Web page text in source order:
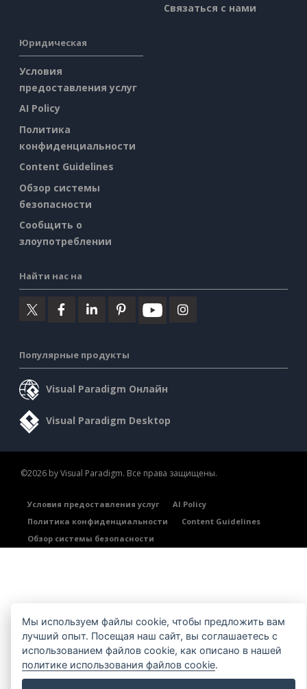
Связаться с нами
Юридическая
Условия
предоставления услуг
AI Policy
Политика
конфиденциальности
Content Guidelines
Обзор системы
безопасности
Сообщить о
злоупотреблении
Найти нас на
Популярные продукты
Visual Paradigm Онлайн
Visual Paradigm Desktop
©2026 by Visual Paradigm. Все права защищены.
Условия предоставления услуг
AI Policy
Политика конфиденциальности
Content Guidelines
Обзор системы безопасности
Мы используем файлы cookie, чтобы предложить вам
лучший опыт. Посещая наш сайт, вы соглашаетесь с
использованием файлов cookie, как описано в нашей
политике использования файлов cookie.